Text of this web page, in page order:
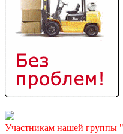
Участникам нашей группы